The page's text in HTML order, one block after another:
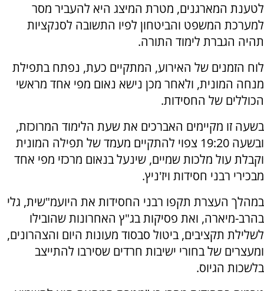
לטענת המארגנים, מטרת המיצג היא להעביר מסר
למערכת המשפט והביטחון לפיו התשובה לסנקציות
תהיה הגברת לימוד התורה.
לוח הזמנים של האירוע, המתקיים כעת, נפתח בתפילת
מנחה המונית, ולאחר מכן נישא נאום מפי אחד מראשי
הכוללים של החסידות.
בשעה זו מקיימים האברכים את שעת הלימוד המרוכזת,
ובשעה 19:20 צפוי להתקיים מעמד של תפילה המונית
וקבלת עול מלכות שמיים, שינעל בנאום מרכזי מפי אחד
מבכירי רבני חסידות ויז'ניץ.
במהלך העצרת תקפו רבני החסידות את היועמ"שית, גלי
בהרב-מיארה, ואת פסיקות בג"ץ האחרונות שהובילו
לשלילת תקציבים, ביטול סבסוד מעונות היום והצהרונים,
ומעצרים של בחורי ישיבות חרדים שסירבו להתייצב
בלשכות הגיוס.